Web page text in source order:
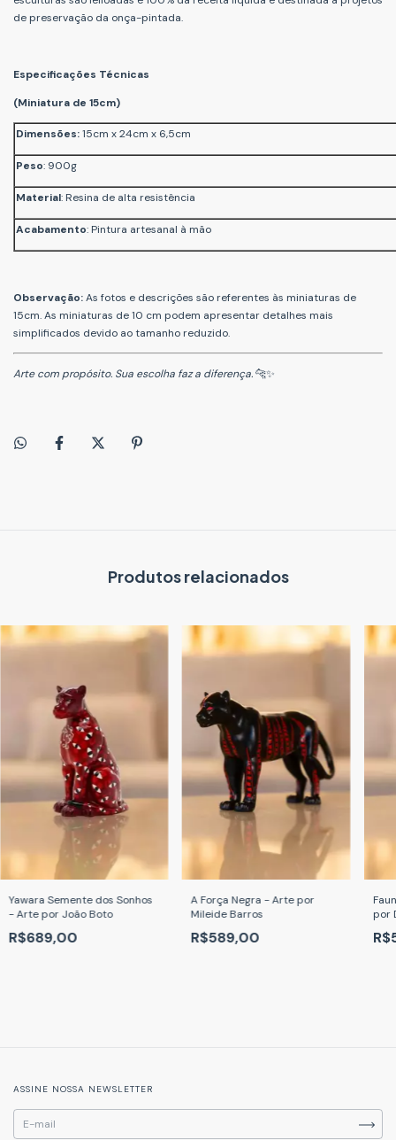
de preservação da onça-pintada.
Especificações Técnicas
(Miniatura de 15cm)
Dimensões:15cm x 24cm x 6,5cm
Peso: 900g
Material: Resina de alta resistência
Acabamento: Pintura artesanal à mão
Observação:As fotos e descrições são referentes às miniaturas de
15cm. As miniaturas de 10 cm podem apresentar detalhes mais
simplificados devido ao tamanho reduzido.
Arte com propósito. Sua escolha faz a diferença. 🐆✨
Produtos relacionados
Yawara Semente dos Sonhos
- Arte por João Boto
R$689,00
A Força Negra - Arte por
Mileide Barros
R$589,00
por
ASSINE NOSSA NEWSLETTER